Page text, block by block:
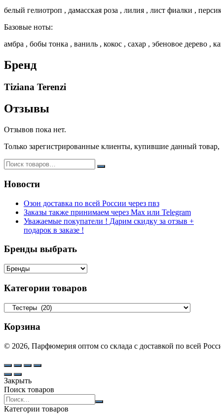
белый гелиотроп , дамасская роза , лилия , лист фиалки ,
Базовые ноты:
амбра , бобы тонка , ваниль , кокос , сахар , эбеновое дерево ,
Бренд
Tiziana Terenzi
Отзывы
Отзывов пока нет.
Только зарегистрированные клиенты, купившие данный
Новости
Озон доставка по всей России через пвз
Заказы также принимаем через Max или Telegram
Уважаемые покупатели ! Дарим скидку за отзыв +
подарок в заказе !
Бренды выбрать
Категории товаров
Корзина
© 2026, Парфюмерия оптом со склада с доставкой по всей
Закрыть
Поиск товаров
Search
products:
Категории товаров